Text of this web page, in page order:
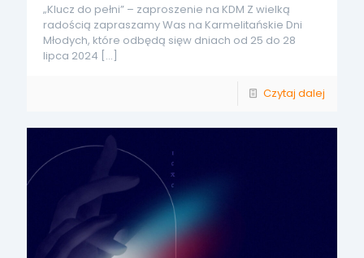
„Klucz do pełni” – zaproszenie na KDM Z wielką
radością zapraszamy Was na Karmelitańskie Dni
Młodych, które odbędą sięw dniach od 25 do 28
lipca 2024 […]
Czytaj dalej